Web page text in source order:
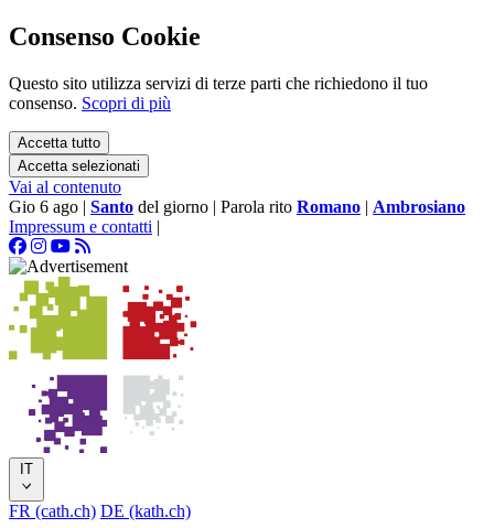
Consenso Cookie
Questo sito utilizza servizi di terze parti che richiedono il tuo
consenso. Scopri di più
Accetta tutto
Accetta selezionati
Vai al contenuto
Gio 6 ago | Santo del giorno | Parola rito Romano | Ambrosiano
Impressum e contatti |
IT
FR (cath.ch) DE (kath.ch)